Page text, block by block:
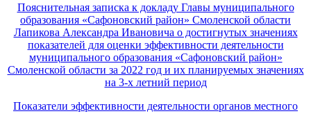
Пояснительная записка к докладу Главы муниципального
образования «Сафоновский район» Смоленской области
Лапикова Александра Ивановича о достигнутых значениях
показателей для оценки эффективности деятельности
муниципального образования «Сафоновский район»
Смоленской области за 2022 год и их планируемых значениях
на 3-х летний период
Показатели эффективности деятельности органов местного